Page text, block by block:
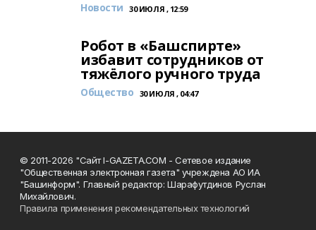
Новости 30 ИЮЛЯ , 12:59
Робот в «Башспирте»
избавит сотрудников от
тяжёлого ручного труда
Общество 30 ИЮЛЯ , 04:47
© 2011-2026 "Сайт I-GAZETA.COM - Сетевое издание
"Общественная электронная газета" учреждена АО ИА
"Башинформ". Главный редактор: Шарафутдинов Руслан
Михайлович.
Правила применения рекомендательных технологий